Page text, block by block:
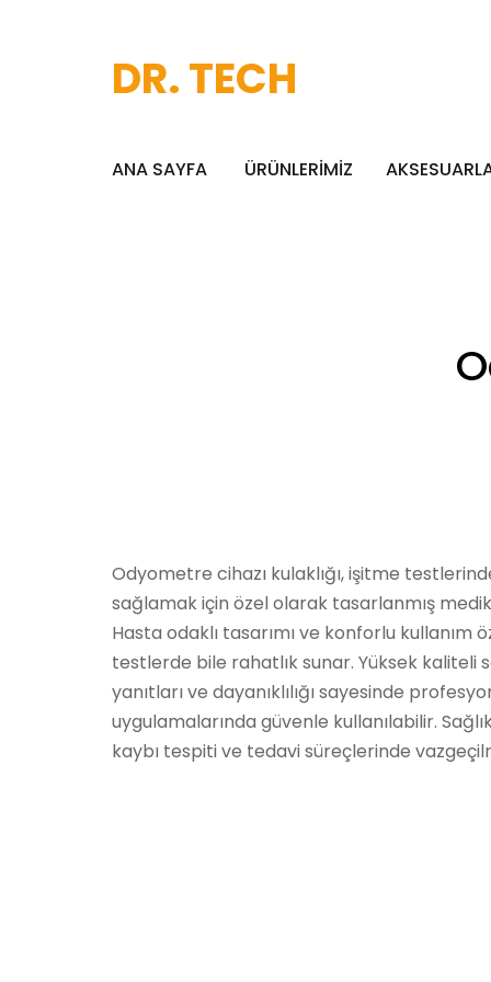
DR. TECH
ANA SAYFA ÜRÜNLERİMİZ
Odyometre cihazı kulaklığı, işitme
sağlamak için özel olarak tasarlanmış
Hasta odaklı tasarımı ve konforlu kullanım
testlerde bile rahatlık sunar. Yüksek kaliteli
yanıtları ve dayanıklılığı sayesinde
uygulamalarında güvenle kullanılabilir.
kaybı tespiti ve tedavi süreçlerinde